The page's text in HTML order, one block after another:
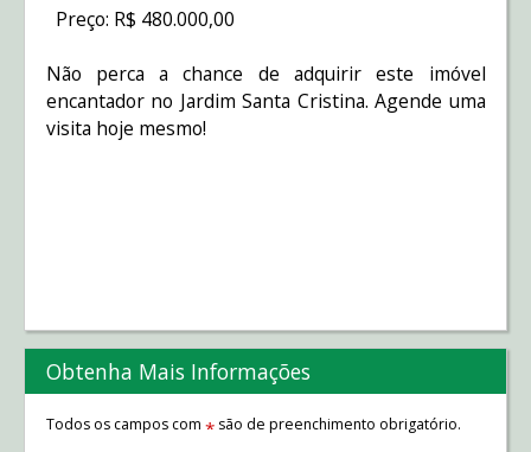
Preço: R$ 480.000,00
Não perca a chance de adquirir este imóvel
encantador no Jardim Santa Cristina. Agende uma
visita hoje mesmo!
Obtenha Mais Informações
Todos os campos com *são de preenchimento obrigatório.